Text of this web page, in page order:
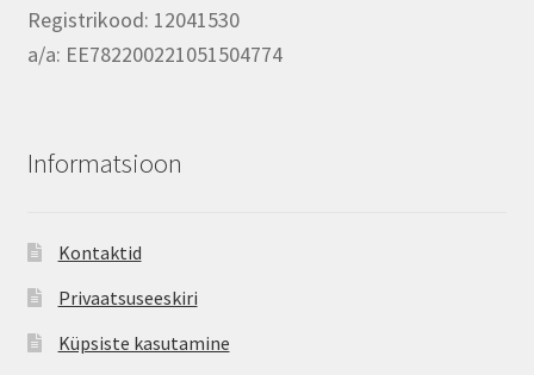
Registrikood: 12041530
a/a: EE782200221051504774
Informatsioon
Kontaktid
Privaatsuseeskiri
Küpsiste kasutamine